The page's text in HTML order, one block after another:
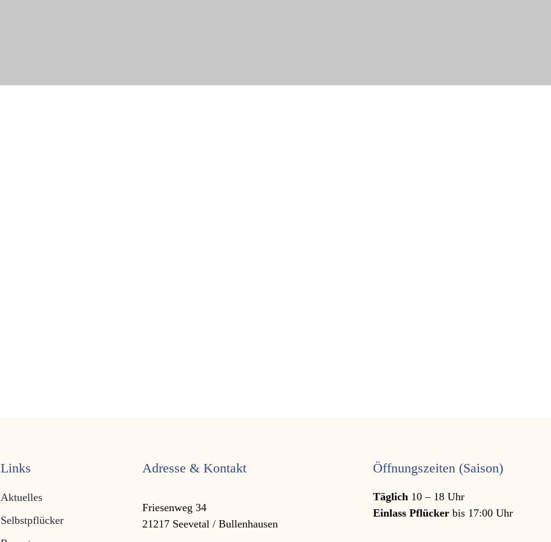
Links
Aktuelles
Selbstpflücker
Adresse & Kontakt
Friesenweg 34
21217 Seevetal / Bullenhausen
Öffnungszeiten (Saison)
Täglich10 – 18 Uhr
Einlass Pflückerbis 17:00 Uhr